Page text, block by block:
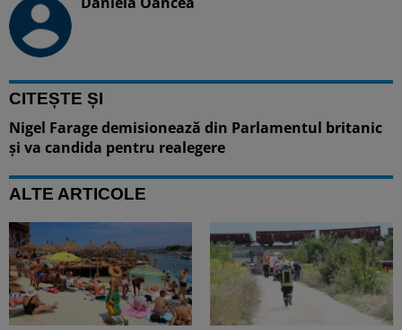
CITEȘTE ȘI
Nigel Farage demisionează din Parlamentul britanic
și va candida pentru realegere
ALTE ARTICOLE